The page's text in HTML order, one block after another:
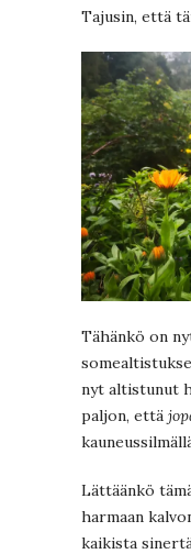
Tajusin, että
Tähänkö on
nyt altistunut
paljon, että
Lättäänkö
harmaan
kaikista